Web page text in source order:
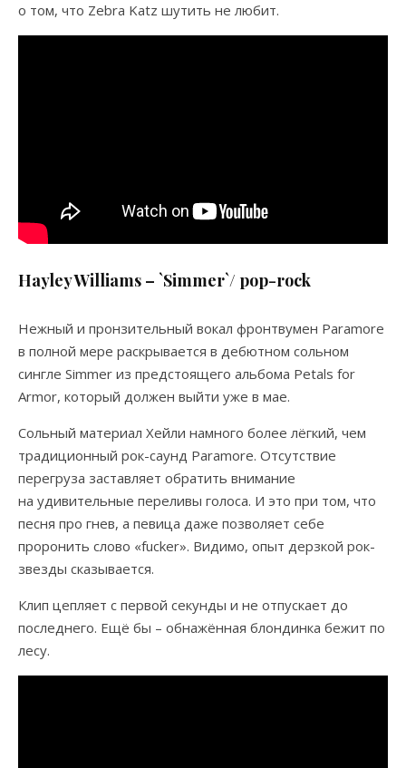
о том, что Zebra Katz шутить не любит.
Hayley Williams – `Simmer`/ pop-rock
Нежный и пронзительный вокал фронтвумен Paramore
в полной мере раскрывается в дебютном сольном
сингле Simmer из предстоящего альбома Petals for
Armor, который должен выйти уже в мае.
Сольный материал Хейли намного более лёгкий, чем
традиционный рок-саунд Paramore. Отсутствие
перегруза заставляет обратить внимание
на удивительные переливы голоса. И это при том, что
песня про гнев, а певица даже позволяет себе
проронить слово «fucker». Видимо, опыт дерзкой рок-
звезды сказывается.
Клип цепляет с первой секунды и не отпускает до
последнего. Ещё бы – обнажённая блондинка бежит по
лесу.